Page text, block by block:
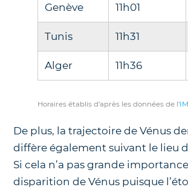
Genève 11h01
Tunis 11h31
Alger 11h36
Horaires établis d’après les données de l’
De plus, la trajectoire de Vénus
diffère également suivant le lieu
Si cela n’a pas grande
disparition de Vénus puisque